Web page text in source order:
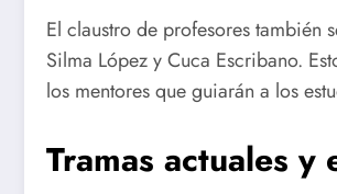
El claustro de profesores también
Silma López y Cuca Escribano.
los mentores que guiarán a los
Tramas actuales